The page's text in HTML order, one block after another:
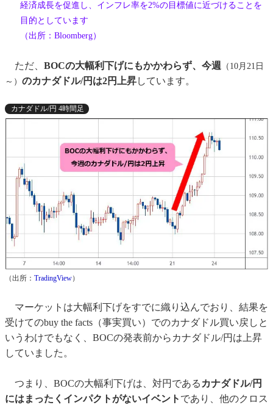
経済成長を促進し、インフレ率を2%の目標値に近づけることを
目的としています
（出所：Bloomberg）
ただ、 BOCの大幅利下げにもかかわらず、今週
（10月21日
～） のカナダドル/円は2円上昇しています。
カナダドル/円 4時間足
（出所： TradingView）
マーケットは大幅利下げをすでに織り込んでおり、結果を
受けてのbuy the facts（事実買い）でのカナダドル買い戻しと
いうわけでもなく、BOCの発表前からカナダドル/円は上昇
していました。
つまり、BOCの大幅利下げは、対円であるカナダドル/円
にはまったくインパクトがないイベント であり、他のクロス